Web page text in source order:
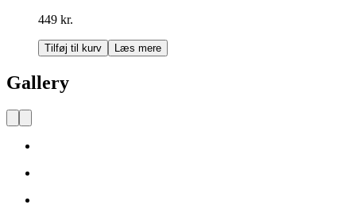
449 kr.
Tilføj til kurv Læs mere
Gallery